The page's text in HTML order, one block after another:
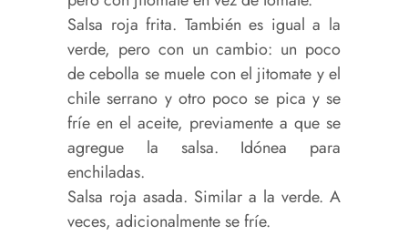
Salsa roja frita. También es igual a la
verde, pero con un cambio: un poco
de cebolla se muele con el jitomate y el
chile serrano y otro poco se pica y se
fríe en el aceite, previamente a que se
agregue la salsa. Idónea para
enchiladas.
Salsa roja asada. Similar a la verde. A
veces, adicionalmente se fríe.